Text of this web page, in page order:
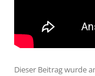
Dieser Beitrag wurde